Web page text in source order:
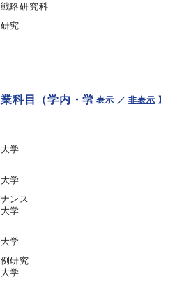
略研究科
究
科目（学内・学【 表示 ／非表示 】
学
学
ンス
学
学
研究
学